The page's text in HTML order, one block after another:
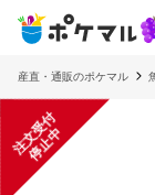
産直・通販のポケマル
注
文
受
付
停
止
中